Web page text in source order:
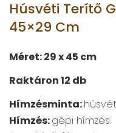
Húsvéti Terítő
45×29 Cm
Méret: 29 x 45 cm
Raktáron 12 db
Hímzésminta:
Hímzés:gépi hímzés